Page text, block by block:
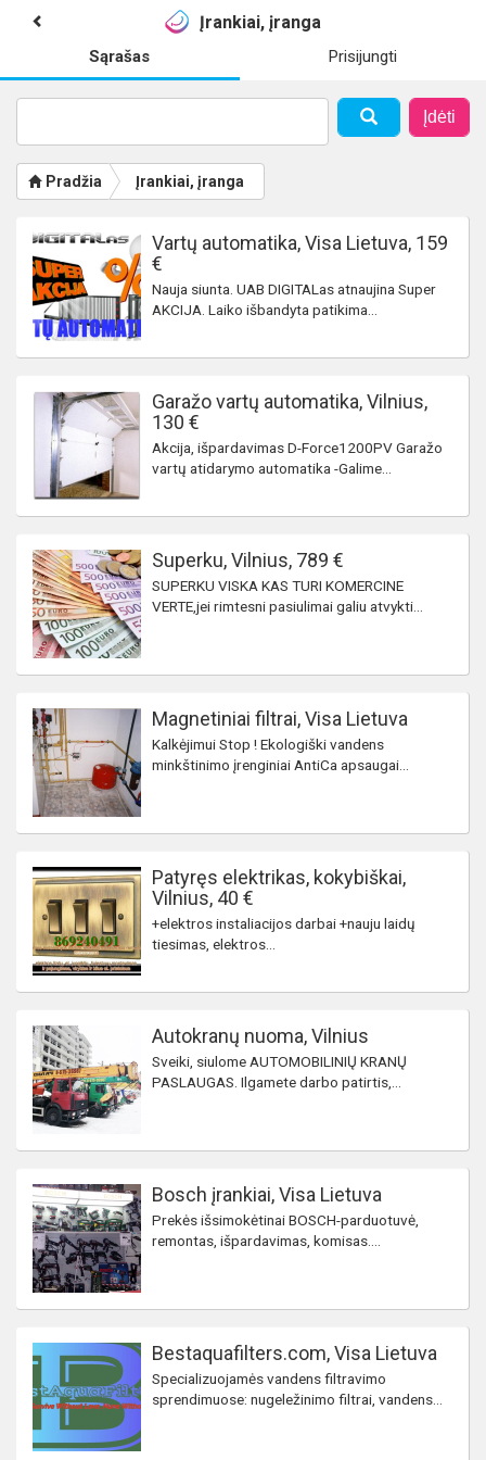
Įrankiai, įranga
Sąrašas Prisijungti
Įdėti
Pradžia Įrankiai, įranga
Vartų automatika, Visa Lietuva, 159
€
Nauja siunta. UAB DIGITALas atnaujina Super
AKCIJA. Laiko išbandyta patikima...
Garažo vartų automatika, Vilnius,
130 €
Akcija, išpardavimas D-Force1200PV Garažo
vartų atidarymo automatika -Galime...
Superku, Vilnius, 789 €
SUPERKU VISKA KAS TURI KOMERCINE
VERTE,jei rimtesni pasiulimai galiu atvykti...
Magnetiniai filtrai, Visa Lietuva
Kalkėjimui Stop ! Ekologiški vandens
minkštinimo įrenginiai AntiCa apsaugai...
Patyręs elektrikas, kokybiškai,
Vilnius, 40 €
+elektros instaliacijos darbai +nauju laidų
tiesimas, elektros...
Autokranų nuoma, Vilnius
Sveiki, siulome AUTOMOBILINIŲ KRANŲ
PASLAUGAS. Ilgamete darbo patirtis,...
Bosch įrankiai, Visa Lietuva
Prekės išsimokėtinai BOSCH-parduotuvė,
remontas, išpardavimas, komisas....
Bestaquafilters.com, Visa Lietuva
Specializuojamės vandens filtravimo
sprendimuose: nugeležinimo filtrai, vandens...